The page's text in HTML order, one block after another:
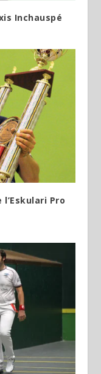
Inchauspé
Pro